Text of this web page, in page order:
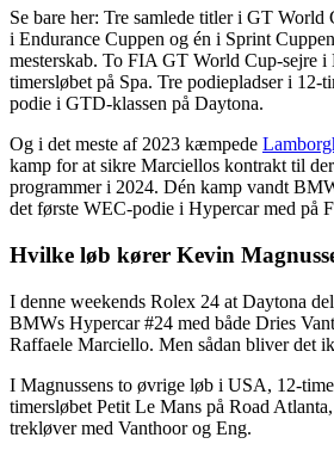
Se bare her: Tre samlede titler i GT World
i Endurance Cuppen og én i Sprint
mesterskab. To FIA GT World Cup-sejre i
timersløbet på Spa. Tre podiepladser i 12-
podie i GTD-klassen på Daytona.
Og i det meste af 2023 kæmpede
kamp for at sikre Marciellos kontrakt til
programmer i 2024. Dén kamp vandt
det første WEC-podie i Hypercar med på
Hvilke løb kører Kevin
I denne weekends Rolex 24 at Daytona
BMWs Hypercar #24 med både Dries
Raffaele Marciello. Men sådan bliver det
I Magnussens to øvrige løb i USA, 12-
timersløbet Petit Le Mans på Road
trekløver med Vanthoor og Eng.